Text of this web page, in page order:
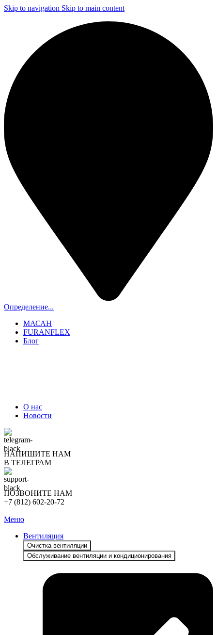
Skip to navigation Skip to main content
Определение...
МАСАН
FURANFLEX
Блог
О нас
Новости
НАПИШИТЕ НАМ
В ТЕЛЕГРАМ
ПОЗВОНИТЕ НАМ
+7 (812) 602-20-72
Меню
Вентиляция
Очистка вентиляции
Обслуживание вентиляции и кондиционирования